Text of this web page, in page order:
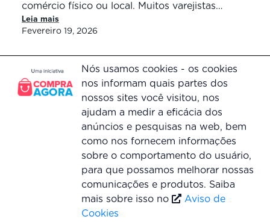
Nós usamos cookies - os cookies
nos informam quais partes dos
nossos sites você visitou, nos
ajudam a medir a eficácia dos
anúncios e pesquisas na web, bem
como nos fornecem informações
sobre o comportamento do usuário,
para que possamos melhorar nossas
comunicações e produtos. Saiba
mais sobre isso no
Aviso de
Cookies
comércio físico ou local. Muitos varejistas
sabem que precisam marcar presença no
digital, mas não entendem exatamente o que
funcionam no varejo e por onde iniciar sem
desperdiçar tempo ou dinheiro. Diferente […]
Leia mais
Fevereiro 19, 2026
Central de atendimento
© Copyright 2016-2022 Compra Agora. Todos os direitos reservados. | Compra Agora